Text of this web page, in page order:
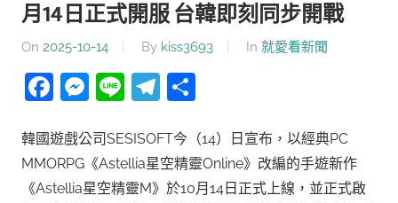
月14日正式開服 台韓即刻同步開戰
On 2025-10-14 By kiss3693 In 就愛看新聞
Facebook
Messenger
LineTelegram
韓國遊戲公司SESISOFT今（14）日宣布，以經典PC
MMORPG《Astellia星空精靈Online》改編的手遊新作
《Astellia星空精靈M》於10月14日正式上線，並正式啟